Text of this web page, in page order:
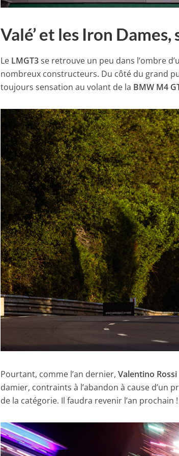
Valé’ et les Iron
Le LMGT3se retrouve un peu dans l’ombre
nombreux constructeurs. Du côté du grand
toujours sensation au volant de la BMW M4
Pourtant, comme l’an dernier,Valentino Rossi
damier, contraints à l’abandon à cause d’un
de la catégorie. Il faudra revenir l’an prochain !